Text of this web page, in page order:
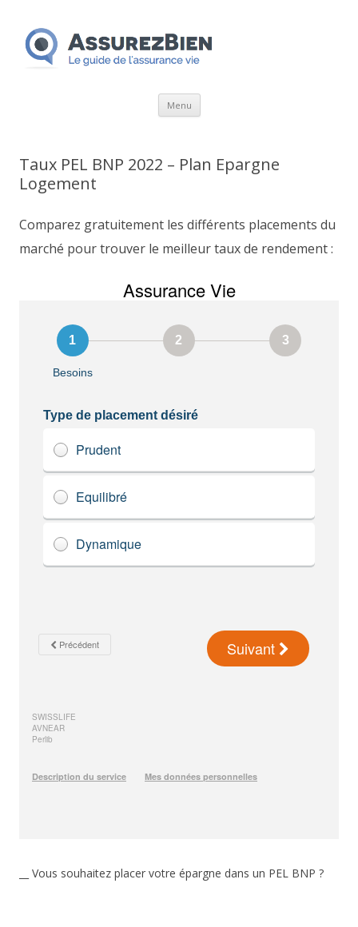
Menu Aller
Taux PEL BNP 2022 – Plan Epargne
Logement
Comparez gratuitement les différents placements du
marché pour trouver le meilleur taux de rendement :
__ Vous souhaitez placer votre épargne dans un PEL BNP ?